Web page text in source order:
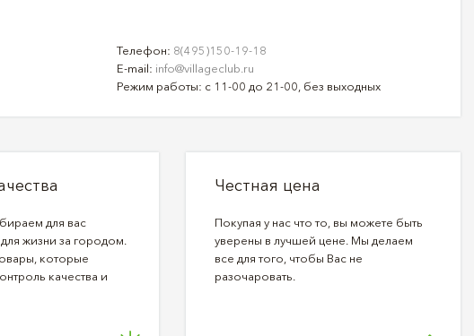
Телефон: 8(495)150-19-18
E-mail: info@villageclub.ru
Режим работы: с 11-00 до 21-00, без выходных
для вас
жизни за городом.
которые
качества и
Честная цена
Покупая у нас что то, вы можете быть
уверены в лучшей цене. Мы делаем
все для того, чтобы Вас не
разочаровать.